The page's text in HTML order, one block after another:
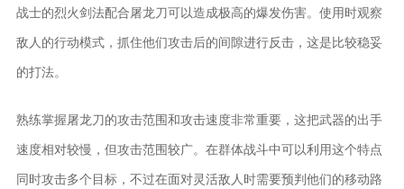
战士的烈火剑法配合屠龙刀可以造成极高的爆发伤害。使用时观察
敌人的行动模式，抓住他们攻击后的间隙进行反击，这是比较稳妥
的打法。
熟练掌握屠龙刀的攻击范围和攻击速度非常重要，这把武器的出手
速度相对较慢，但攻击范围较广。在群体战斗中可以利用这个特点
同时攻击多个目标，不过在面对灵活敌人时需要预判他们的移动路